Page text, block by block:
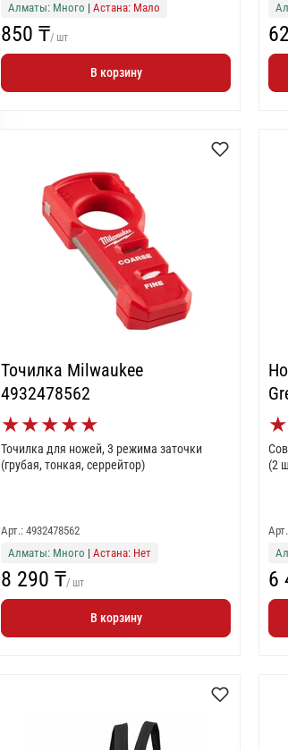
Алматы: Много | Астана: Мало
850 ₸/ шт
В корзину
Точилка Milwaukee
4932478562
★★★★★
Точилка для ножей, 3 режима заточки
(грубая, тонкая, серрейтор)
Арт.: 4932478562
Алматы: Много | Астана: Нет
8 290 ₸/ шт
В корзину
★
(2
6